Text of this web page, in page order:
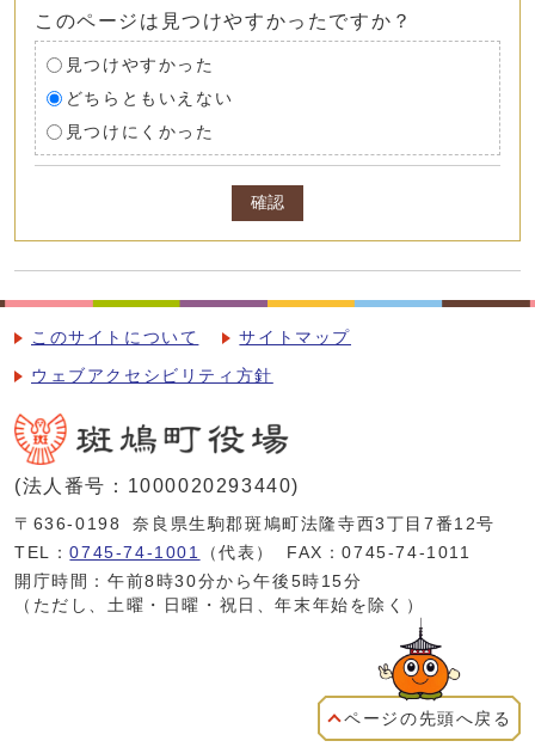
このページは見つけやすかったですか？
見つけやすかった
どちらともいえない
見つけにくかった
確認
このサイトについて サイトマップ
ウェブアクセシビリティ方針
(法人番号：1000020293440)
〒636-0198
奈良県生駒郡斑鳩町法隆寺西3丁目7番12号
TEL：0745-74-1001 （代表）
FAX：0745-74-1011
開庁時間：午前8時30分から午後5時15分
（ただし、土曜・日曜・祝日、年末年始を除く）
ページの先頭へ戻る